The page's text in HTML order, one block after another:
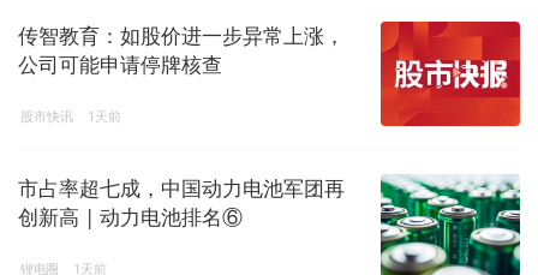
传智教育：如股价进一步异常上涨，
公司可能申请停牌核查
股市快讯 1天前
市占率超七成，中国动力电池军团再
创新高 | 动力电池排名⑥
锂电圈 1天前